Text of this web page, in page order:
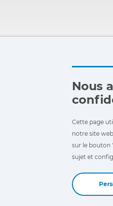
Nous
Cette page
notre site
sur le bouton
sujet et